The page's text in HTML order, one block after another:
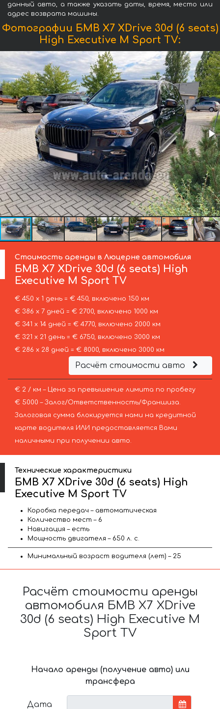
данный авто, а также указать даты, время, место или
адрес возврата машины.
Фотографии БМВ X7 XDrive 30d (6 seats)
High Executive M Sport TV:
Стоимость аренды в Люцерне автомобиля
БМВ X7 XDrive 30d (6 seats) High
Executive M Sport TV
€ 450 х 1 день = € 450, включено 150 км
€ 386 х 7 дней = € 2700, включено 1000 км
€ 341 х 14 дней = € 4770, включено 2000 км
€ 321 х 21 день = € 6750, включено 3000 км
€ 286 х 28 дней = € 8000, включено 3000 км
Расчёт стоимости авто
€ 2 / км – Цена за превышение лимита по пробегу
€ 5000 – Залог/Ответственность/Франшиза.
Залоговая сумма блокируется нами на кредитной
карте водителя ИЛИ предоставляется Вами
наличными при получении авто.
Технические характеристики
БМВ X7 XDrive 30d (6 seats) High
Executive M Sport TV
Коробка передач – автоматическая
Количество мест – 6
Навигация – есть
Мощность двигателя – 650 л. с.
Минимальный возраст водителя (лет) – 25
Расчёт стоимости аренды
автомобиля БМВ X7 XDrive
30d (6 seats) High Executive M
Sport TV
Начало аренды (получение авто) или
трансфера
Дата